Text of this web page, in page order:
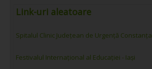
Link-uri aleatoare
Spitalul Clinic Județean de Urgență Constanța
Festivalul Internațional al Educației - Iași